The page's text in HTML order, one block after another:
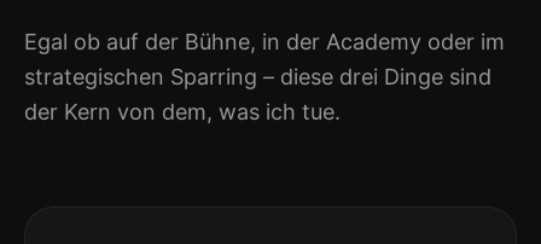
Egal ob auf der Bühne, in der Academy oder im
strategischen Sparring – diese drei Dinge sind
der Kern von dem, was ich tue.